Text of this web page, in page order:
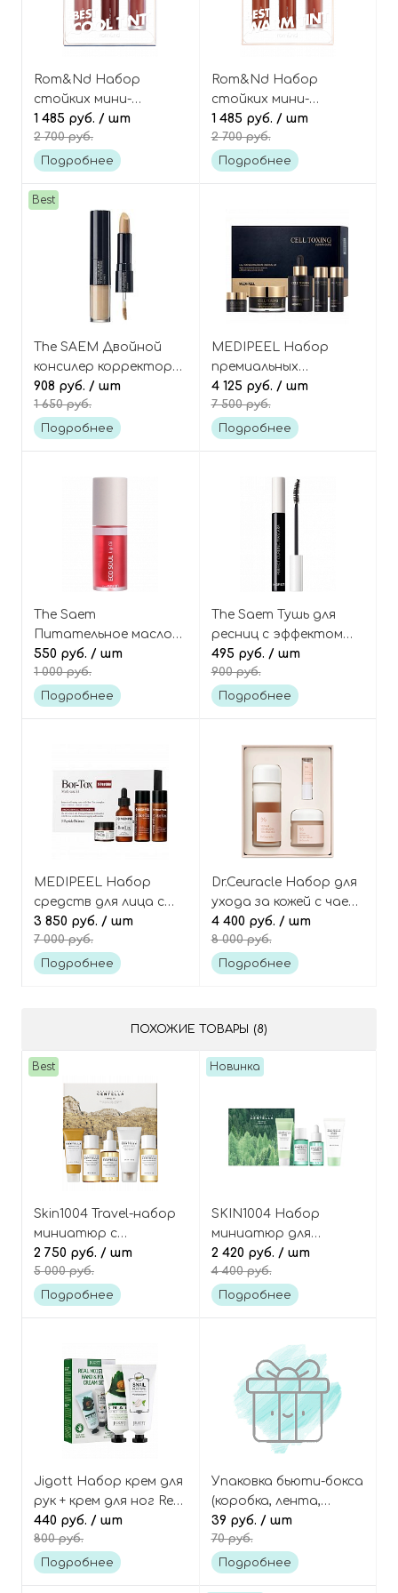
Rom&Nd Набор
стойких мини-
тинтов, оттенок 02
Cool Tone Pick, Best
Tint Edition
1 485 руб. / шт
2 700 руб.
Подробнее
Rom&Nd Набор
стойких мини-
тинтов, оттенок 01
Warm Tone Pick, Best
Tint Edition
1 485 руб. / шт
2 700 руб.
Подробнее
Best
The SAEM Двойной
консилер корректор
для лица, оттенок 01
Clear Beige Cover
Perfection Ideal
908 руб. / шт
1 650 руб.
Подробнее
MEDIPEEL Набор
премиальных
лифтинг-средств для
лица со стволовыми
клетками Cell Toxing
4 125 руб. / шт
7 500 руб.
Подробнее
The Saem
Питательное масло
для губ с ягодами Eco
soul lip oil
550 руб. / шт
1 000 руб.
Подробнее
The Saem Тушь для
ресниц с эффектом
подкручивания
Saemmul Perfect
Curling Mascara
495 руб. / шт
900 руб.
Подробнее
MEDIPEEL Набор
средств для лица с
ботокс-эффектом
Bor-tox 5 peptide multi
care kit
3 850 руб. / шт
7 000 руб.
Подробнее
Dr.Ceuracle Набор для
ухода за кожей с чаем
комбуча 3 средства
Vegan kombucha tea
special set
4 400 руб. / шт
8 000 руб.
Подробнее
ПОХОЖИЕ ТОВАРЫ (8)
Best
Skin1004 Travel-набор
миниатюр с
мадагаскарской
центеллой,
Madagascar Centella
2 750 руб. / шт
5 000 руб.
Подробнее
Новинка
SKIN1004 Набор
миниатюр для
проблемной кожи с
чайным деревом,
Madagascar Centella
2 420 руб. / шт
4 400 руб.
Подробнее
Jigott Набор крем для
рук + крем для ног Real
moisture hand & foot
cream set
440 руб. / шт
800 руб.
Подробнее
Упаковка бьюти-бокса
(коробка, лента,
наполнитель)
39 руб. / шт
70 руб.
Подробнее